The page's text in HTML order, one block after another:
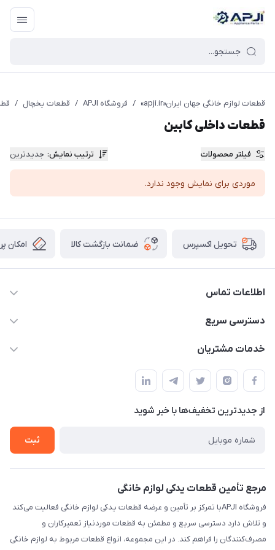
قطعات یدکی و جانبی لوازم خانگی جهان ایران
قطعات لوازم خانگی جهان ایران«apji.ir» / فروشگاه APJI / قطعات یخچال /
قطعات داخلی کابین
فیلتر محصولات ترتیب نمایش: جدیدترین
موردی برای نمایش وجود ندارد.
تحویل اکسپرس ضمانت بازگشت کالا امکان
اطلاعات تماس
09106753413
دسترسی سریع
حساب کاربری
لیست محصولات
درباره ما
خدمات مشتریان
قوانین و مقررات
حریم خصوصی
راهنما
از جدید‌ترین تخفیف‌ها با‌ خبر شوید
ثبت
مرجع تأمین قطعات یدکی لوازم خانگی
فروشگاه APJIبا تمرکز بر تأمین و عرضه قطعات یدکی لوازم خانگی فعالیت می‌کند
و تلاش دارد دسترسی سریع و مطمئن به قطعات موردنیاز تعمیرکاران و
مصرف‌کنندگان را فراهم کند. در این مجموعه، انواع قطعات مربوط به لوازم خانگی